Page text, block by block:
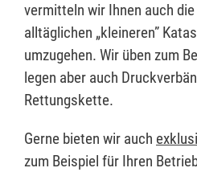
vermitteln wir Ihnen auch
alltäglichen „kleineren”
umzugehen. Wir üben zum
legen aber auch
Rettungskette.
Gerne bieten wir auch
zum Beispiel für Ihren